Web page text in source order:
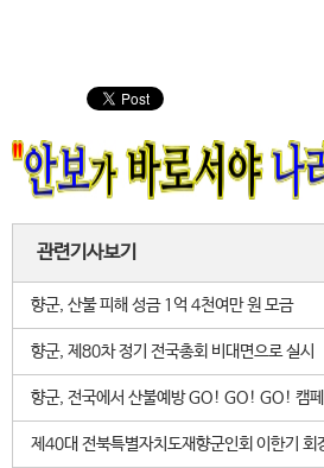
관련기사보기
향군, 산불 피해 성금 1억 4천여만 원 모금
향군, 제80차 정기 전국총회 비대면으로 실시
향군, 전국에서 산불예방 GO! GO! GO! 캠
제40대 전북특별자치도재향군인회 이한기 회